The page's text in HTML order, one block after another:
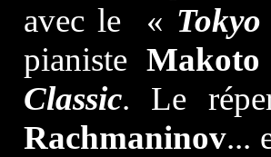
avec le «
pianiste Makoto
Classic. Le
Rachmaninov...